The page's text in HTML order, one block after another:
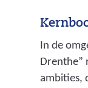
In de
Drenthe”
ambities,